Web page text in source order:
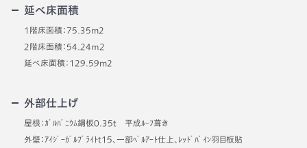
延べ床面積
1階床面積：75.35m2
2階床面積：54.24ｍ2
延べ床面積：129.59m2
外部仕上げ
屋根：ｶﾞﾙﾊﾞﾆｳﾑ鋼板0.35t 平成ﾙｰﾌ葺き
外壁：ｱｲｼﾞｰｶﾞﾙﾌﾞﾗｲﾄt15、一部ﾍﾞﾙｱｰﾄ仕上、ﾚｯﾄﾞﾊﾟｲﾝ羽目板貼